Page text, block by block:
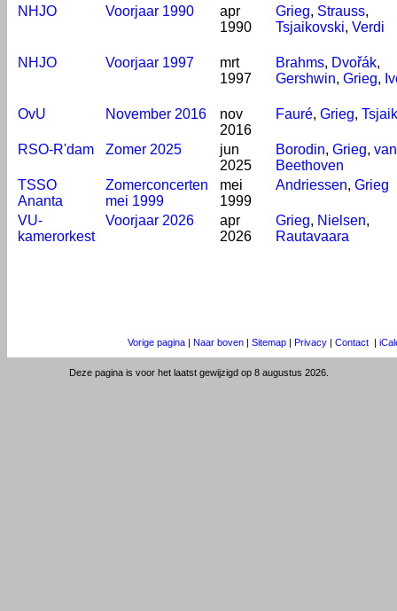
NHJO Voorjaar 1990
apr
1990
Grieg, Strauss,
Tsjaikovski, Verdi
NHJO Voorjaar 1997
mrt
1997
Brahms, Dvořák,
Gershwin, Grieg,
OvU November 2016
nov
2016
Fauré, Grieg,
RSO-R'dam Zomer 2025
jun
2025
Borodin, Grieg, van
Beethoven
TSSO
Ananta
Zomerconcerten
mei 1999
mei
1999
Andriessen, Grieg
VU-
kamerorkest
Voorjaar 2026
apr
2026
Grieg, Nielsen,
Rautavaara
Vorige pagina | Naar boven | Sitemap | Privacy | Contact |
Deze pagina is voor het laatst gewijzigd op 8 augustus 2026.